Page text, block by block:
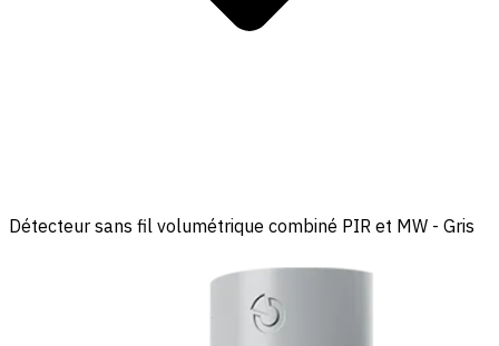
Détecteur sans fil volumétrique combiné PIR et MW - Gris